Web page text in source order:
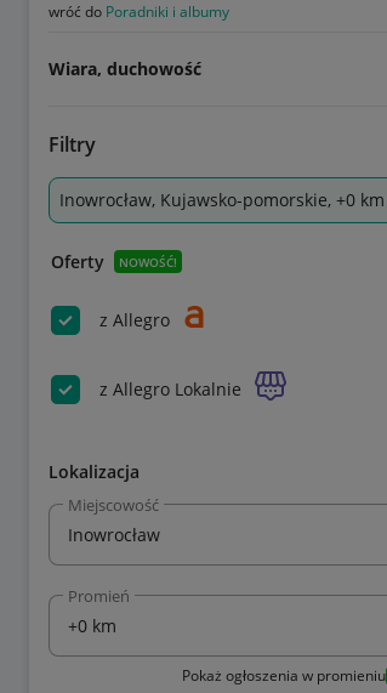
wróć do Poradniki i albumy
Wiara, duchowość
Filtry
Inowrocław, Kujawsko-pomorskie, +0 km
Oferty NOWOŚĆ!
z Allegro
z Allegro Lokalnie
Lokalizacja
Miejscowość
Promień
Pokaż ogłoszenia w promieniu